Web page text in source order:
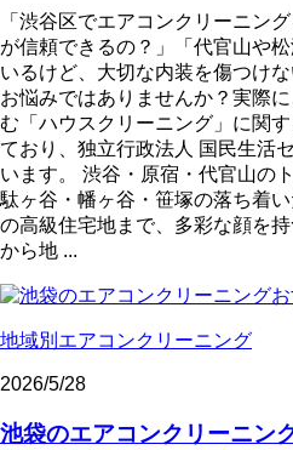
「渋谷区でエアコンクリーニン
が信頼できるの？」「代官山や
いるけど、大切な内装を傷つけ
お悩みではありませんか？実際
む「ハウスクリーニング」に関
ており、独立行政法人 国民生活
います。 渋谷・原宿・代官山の
駄ヶ谷・幡ヶ谷・笹塚の落ち着
の高級住宅地まで、多彩な顔を
から地 ...
地域別エアコンクリーニング
2026/5/28
池袋のエアコンクリーニン